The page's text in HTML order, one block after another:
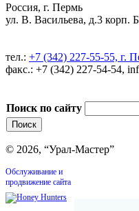
Россия, г. Пермь
ул. В. Васильева, д.3 корп. Б
тел.: +7 (342) 227-55-55, г.
факс.: +7 (342) 227-54-54,
Поиск по сайту
© 2026, “Урал-Мастер”
Обслуживание и
продвижение сайта